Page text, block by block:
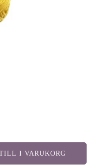
I VARUKORG